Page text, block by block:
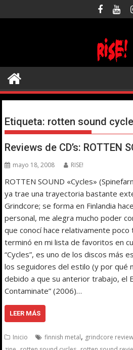
al
Etiqueta: rotten sound
Reviews de CD’s: ROTTEN
mayo 18, 2008 RISE!
ROTTEN SOUND «Cycles»
ya trae una trayectoria bastante
Grindcore; se forma en Finlandia
personal, me alegra mucho poder
que conocí hace relativamente poco
terminó en mi lista de favoritos en
“Cycles”, es uno de los discos más
los seguidores del estilo (y por qué
debido a que su anterior trabajo, el
Contaminate” (2006)…
LEER MÁS
Inicio finnish metal, grindcore